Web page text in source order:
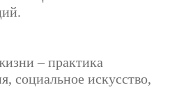
‒ практика
социальное искусство,